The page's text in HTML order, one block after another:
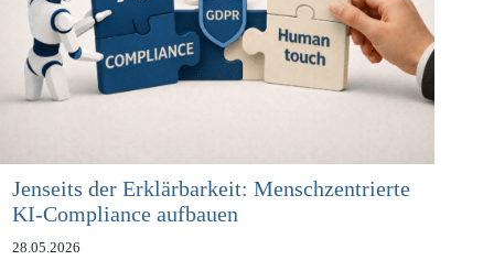
Jenseits der Erklärbarkeit: Menschzentrierte
KI-Compliance aufbauen